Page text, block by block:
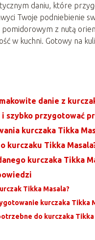
daniu, które
Twoje podniebienie
pomidorowym z nutą
w kuchni. Gotowy na
danie z
i szybko przygotować
kurczaka Tikka
kurczaku Tikka
kurczaka Tikka
Tikka Masala?
kurczaka Tikka
do kurczaka Tikka